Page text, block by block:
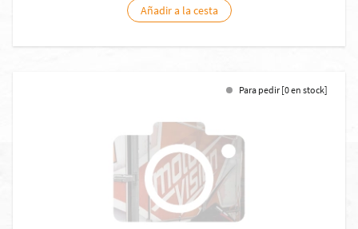
Añadir a la cesta
Para pedir [0 en stock]